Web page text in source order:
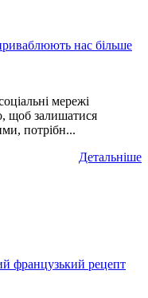
нас більше
мережі
щоб залишатися
потрібн...
Детальніше
французький рецепт